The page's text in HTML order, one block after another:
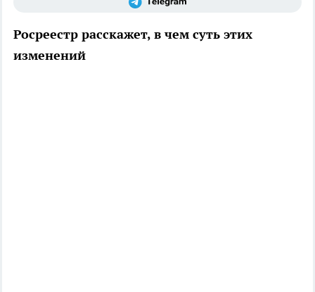
Росреестр расскажет, в чем суть этих
изменений